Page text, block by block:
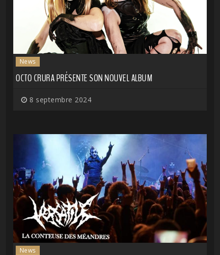
News
OCTO CRURA PRÉSENTE SON NOUVEL ALBUM
8 septembre 2024
News